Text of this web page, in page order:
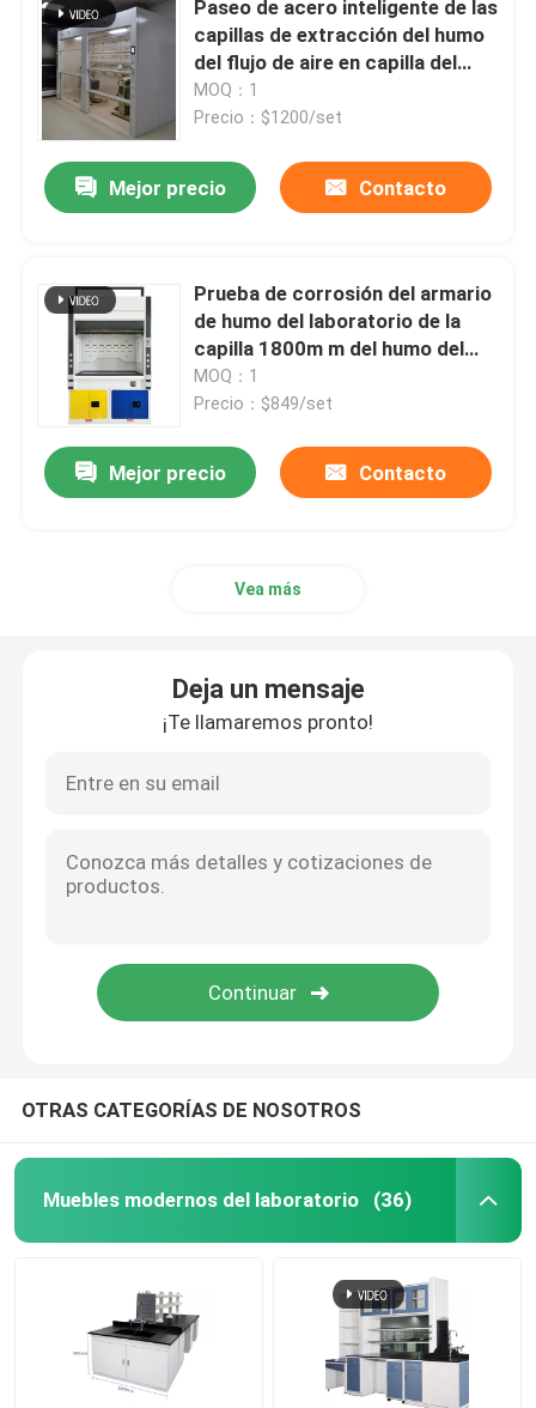
Colocaciones del laboratorio
Paseo de acero inteligente de las
capillas de extracción del humo
del flujo de aire en capilla del
humo
MOQ：1
Precio：$1200/set
Mejor precio Contacto
Prueba de corrosión del armario
de humo del laboratorio de la
capilla 1800m m del humo del
laboratorio del hospital
MOQ：1
Precio：$849/set
Mejor precio Contacto
Vea más
Deja un mensaje
¡Te llamaremos pronto!
OTRAS CATEGORÍAS DE NOSOTROS
Muebles modernos del laboratorio (36)